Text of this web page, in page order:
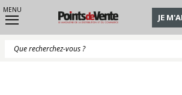
MENU
JE